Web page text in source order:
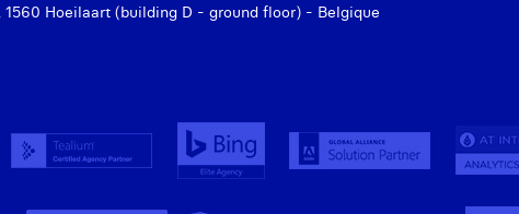
Hoeilaart (building D - ground floor) - Belgique